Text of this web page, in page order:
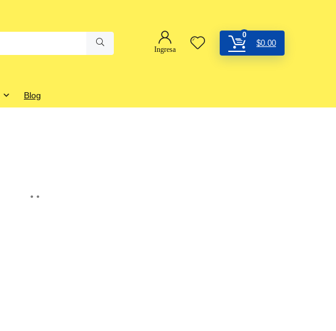
Ingresa
0
$0.00
Blog